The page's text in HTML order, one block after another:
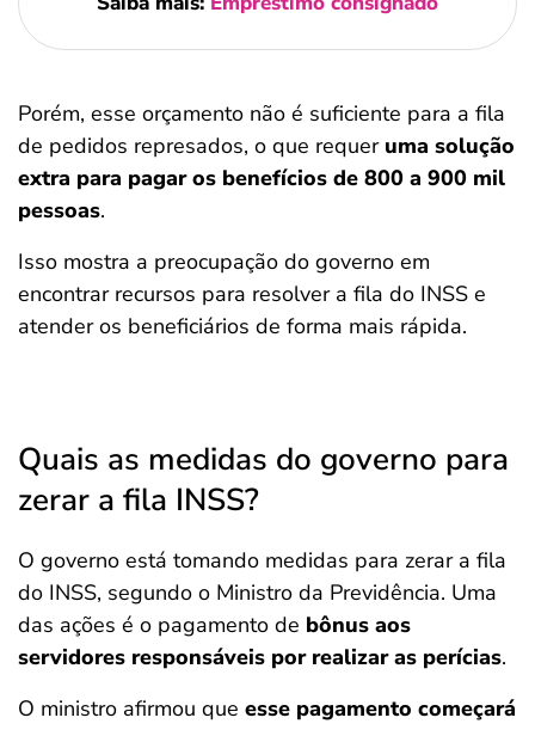
Porém, esse orçamento não é suficiente para a fila
de pedidos represados, o que requer uma solução
extra para pagar os benefícios de 800 a 900 mil
pessoas.
Isso mostra a preocupação do governo em
encontrar recursos para resolver a fila do INSS e
atender os beneficiários de forma mais rápida.
Quais as medidas do governo para
zerar a fila INSS?
O governo está tomando medidas para zerar a fila
do INSS, segundo o Ministro da Previdência. Uma
das ações é o pagamento de bônus aos
servidores responsáveis por realizar as perícias.
O ministro afirmou que esse pagamento começará